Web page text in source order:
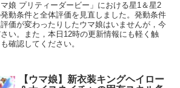
娘 プリティーダービー」における星1＆星2
動条件と全体評価を見直しました。発動条件
価が変わったりしたウマ娘はいませんが，今
い。また，本日12時の更新情報にも軽く触
確認してください。
【ウマ娘】新衣装キングヘイロー